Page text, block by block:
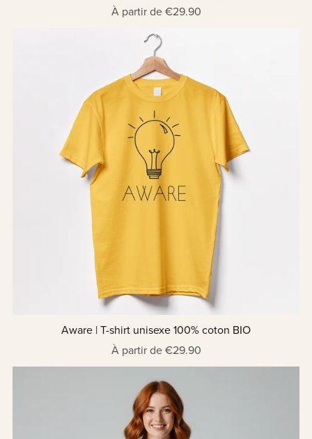
À partir de €29.90
Aware | T-shirt unisexe 100% coton BIO
À partir de €29.90